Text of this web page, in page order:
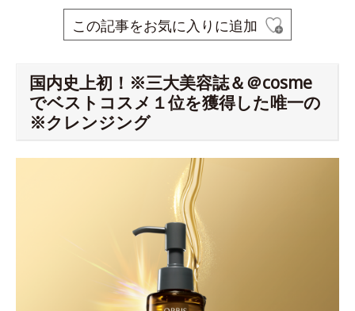
この記事をお気に入りに追加
国内史上初！※三大美容誌＆＠cosme
でベストコスメ１位を獲得した唯一の
※クレンジング